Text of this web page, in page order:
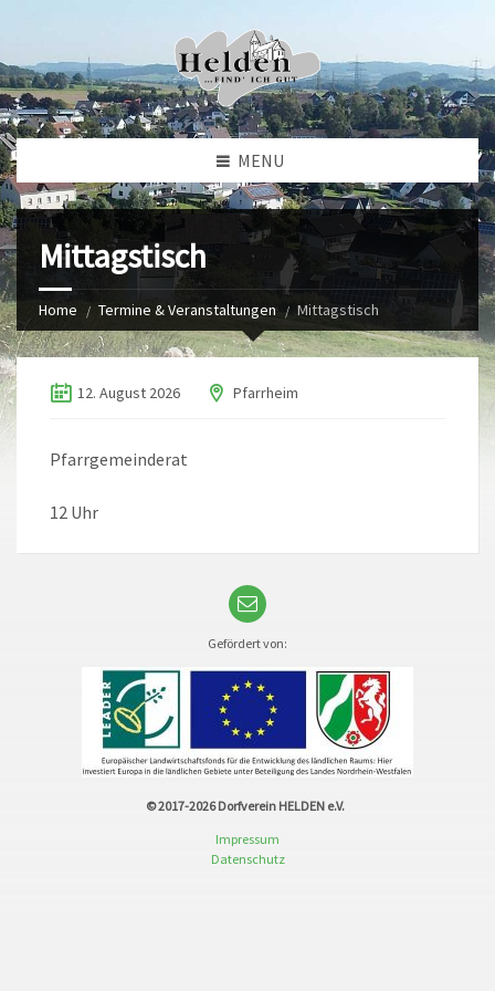
MENU
Mittagstisch
Home Termine & Veranstaltungen Mittagstisch
12. August 2026 Pfarrheim
Pfarrgemeinderat
12 Uhr
Gefördert von:
© 2017-2026Dorfverein HELDEN e.V.
Impressum
Datenschutz